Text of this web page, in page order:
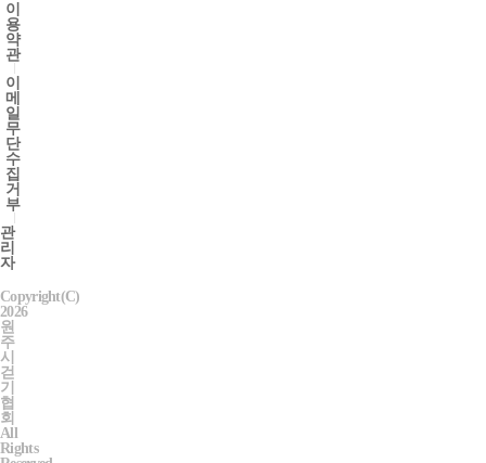
이
용
약
관
이
메
일
무
단
수
집
거
부
관
리
자
Copyright(C)
2026
원
주
시
걷
기
협
회
All
Rights